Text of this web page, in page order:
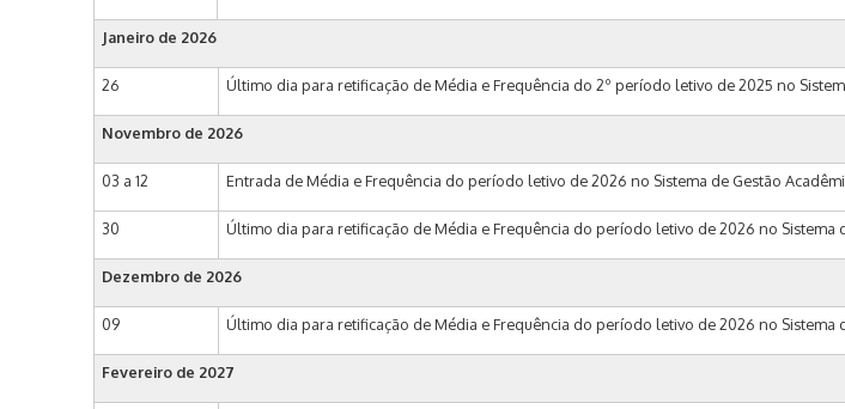
Janeiro de 2026
26 Último dia para retificação de Média e Frequência do 2º período letivo de 2025 no
Novembro de 2026
03 a 12 Entrada de Média e Frequência do período letivo de 2026 no Sistema de Gestão
30 Último dia para retificação de Média e Frequência do período letivo de 2026 no Sistema
Dezembro de 2026
09 Último dia para retificação de Média e Frequência do período letivo de 2026 no Sistema
Fevereiro de 2027